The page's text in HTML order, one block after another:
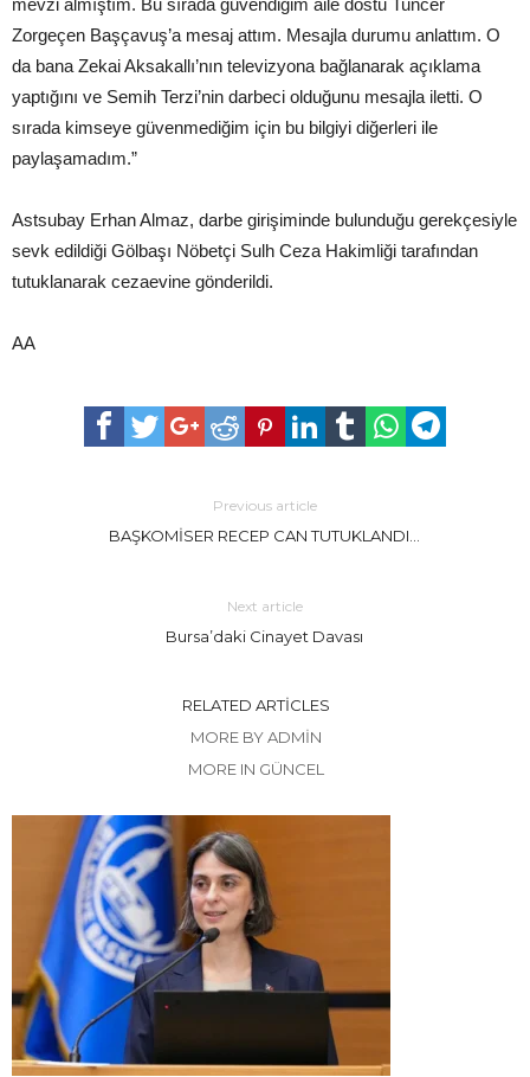
mevzi almıştım. Bu sırada güvendiğim aile dostu Tuncer
Zorgeçen Başçavuş’a mesaj attım. Mesajla durumu anlattım. O
da bana Zekai Aksakallı’nın televizyona bağlanarak açıklama
yaptığını ve Semih Terzi’nin darbeci olduğunu mesajla iletti. O
sırada kimseye güvenmediğim için bu bilgiyi diğerleri ile
paylaşamadım.”
Astsubay Erhan Almaz, darbe girişiminde bulunduğu gerekçesiyle
sevk edildiği Gölbaşı Nöbetçi Sulh Ceza Hakimliği tarafından
tutuklanarak cezaevine gönderildi.
AA
Previous article
BAŞKOMİSER RECEP CAN TUTUKLANDI…
Next article
Bursa’daki Cinayet Davası
RELATED ARTICLES
MORE BY ADMIN
MORE IN GÜNCEL